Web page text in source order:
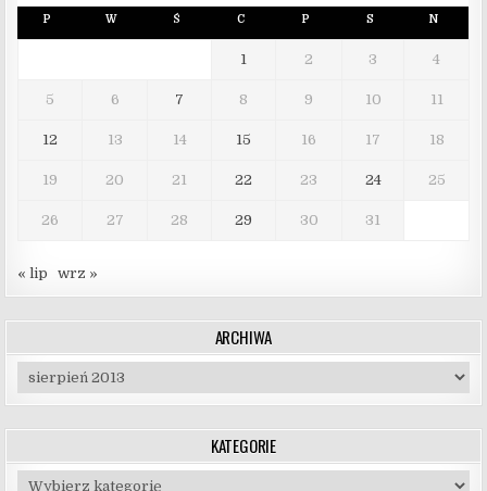
P W Ś C P S N
1 2 3 4
5 6 7 8 9 10 11
12 13 14 15 16 17 18
19 20 21 22 23 24 25
26 27 28 29 30 31
« lip wrz »
ARCHIWA
Archiwa
KATEGORIE
Kategorie